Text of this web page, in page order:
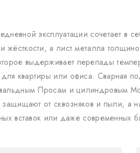
эксплуатации сочетает в
а лист металла
выдерживает перепады
квартиры или офиса. Сварная
Просам и цилиндровым
защищают от сквозняков и пыли,
вставок или даже